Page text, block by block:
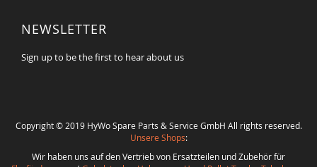
NEWSLETTER
Sign up to be the first to hear about us
Copyright © 2019 HyWo Spare Parts & Service GmbH All rights reserved.
Unsere Shops:
Wir haben uns auf den Vertrieb von Ersatzteilen und Zubehör für